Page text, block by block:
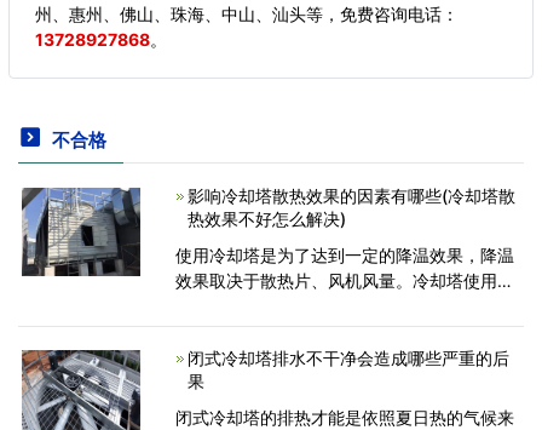
州、惠州、佛山、珠海、中山、汕头等， 免费咨询电话：
13728927868。
不合格
影响冷却塔散热效果的因素有哪些(冷却塔散
热效果不好怎么解决)
使用冷却塔是为了达到一定的降温效果，降温
效果取决于散热片、风机风量。冷却塔使用水
定的影响。下面我们一起来看一下冷却塔的散
热片和风机风量对
闭式冷却塔排水不干净会造成哪些严重的后
果
闭式冷却塔的排热才能是依照夏日热的气候来